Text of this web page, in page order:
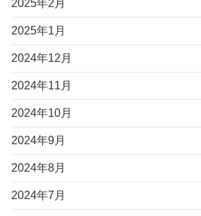
2025年2月
2025年1月
2024年12月
2024年11月
2024年10月
2024年9月
2024年8月
2024年7月